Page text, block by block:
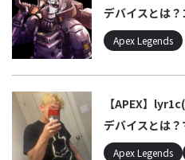
デバイスとは
Apex Legends
【APEX】
デバイスとは
Apex Legends